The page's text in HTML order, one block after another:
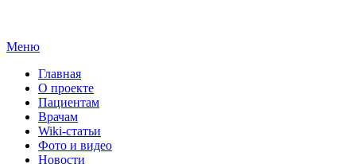
Меню
Главная
О проекте
Пациентам
Врачам
Wiki-статьи
Фото и видео
Новости